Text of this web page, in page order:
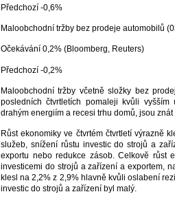
Předchozí -0,6%
Maloobchodní tržby bez prodeje automobilů
Očekávání 0,2% (Bloomberg, Reuters)
Předchozí -0,2%
Maloobchodní tržby včetně složky bez
posledních čtvrtletích pomaleji kvůli
drahým energiím a recesi trhu domů, jsou
Růst ekonomiky ve čtvrtém čtvrtletí výrazně
služeb, snížení růstu investic do strojů a
exportu nebo redukce zásob. Celkově růst
investicemi do strojů a zařízení a exportem,
klesl na 2,2% z 2,9% hlavně kvůli oslabení
investic do strojů a zařízení byl malý.